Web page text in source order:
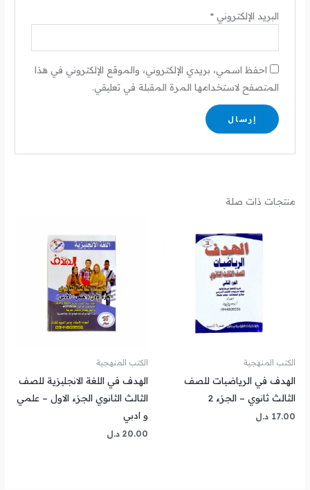
البريد الإلكتروني *
احفظ اسمي، بريدي الإلكتروني، والموقع الإلكتروني في هذا
المتصفح لاستخدامها المرة المقبلة في تعليقي.
منتجات ذات صلة
الكتب المنهجية
الهدف في الرياضيات للصف
الثالث ثانوي – الجزء 2
17.00 د.ل
الكتب المنهجية
الهدف في اللغة الانجليزية للصف
الثالث الثانوي الجزء الاول – علمي
و ادبي
20.00 د.ل